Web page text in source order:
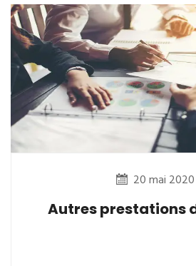
20 mai 2020
Autres prestations